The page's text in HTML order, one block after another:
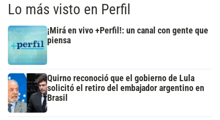
Lo más visto en Perfil
¡Mirá en vivo +Perfil!: un canal con gente que
piensa
Quirno reconoció que el gobierno de Lula
solicitó el retiro del embajador argentino en
Brasil